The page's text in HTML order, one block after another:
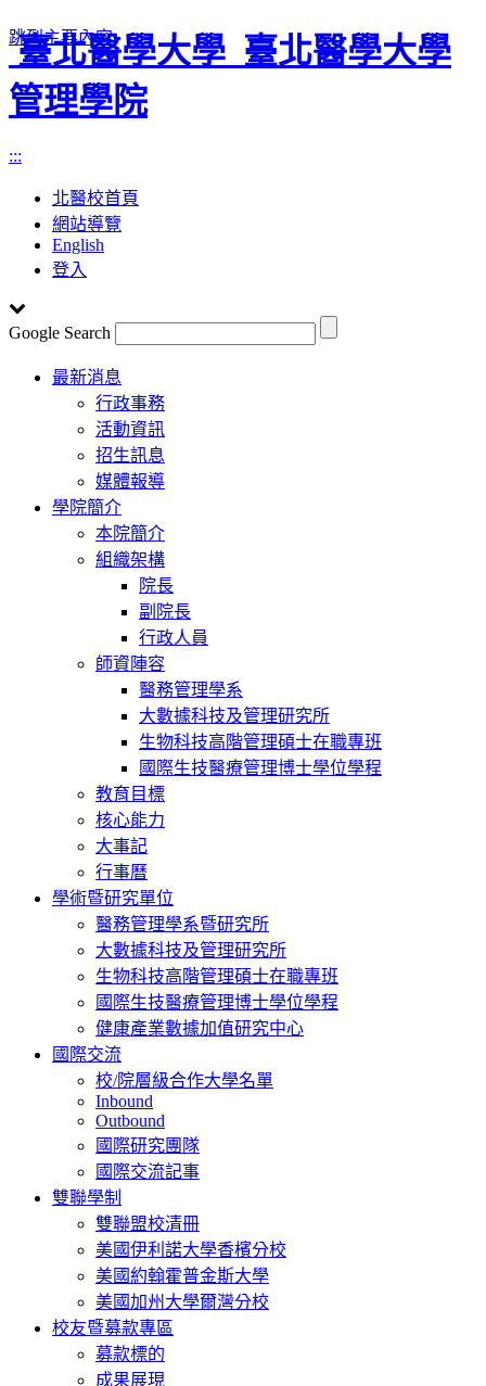
跳到主要內容
臺北醫學大學 臺北醫學大學
管理學院
:::
北醫校首頁
網站導覽
English
登入
Google Search
Toggle
navigation
最新消息
行政事務
活動資訊
招生訊息
媒體報導
學院簡介
本院簡介
組織架構
院長
副院長
行政人員
師資陣容
醫務管理學系
大數據科技及管理研究所
生物科技高階管理碩士在職專班
國際生技醫療管理博士學位學程
教育目標
核心能力
大事記
行事曆
學術暨研究單位
醫務管理學系暨研究所
大數據科技及管理研究所
生物科技高階管理碩士在職專班
國際生技醫療管理博士學位學程
健康產業數據加值研究中心
國際交流
校/院層級合作大學名單
Inbound
Outbound
國際研究團隊
國際交流記事
雙聯學制
雙聯盟校清冊
美國伊利諾大學香檳分校
美國約翰霍普金斯大學
美國加州大學爾灣分校
校友暨募款專區
募款標的
成果展現